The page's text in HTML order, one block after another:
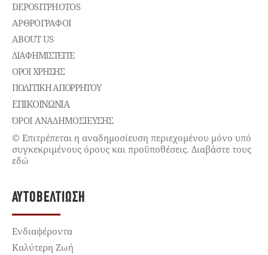
DEPOSITPHOTOS
ΑΡΘΡΟΓΡΑΦΟΙ
ABOUT US
ΔΙΑΦΗΜΙΣΤΕΊΤΕ
ΌΡΟΙ ΧΡΉΣΗΣ
ΠΟΛΙΤΙΚΉ ΑΠΟΡΡΉΤΟΥ
ΕΠΙΚΟΙΝΩΝΊΑ
ΌΡΟΙ ΑΝΑΔΗΜΟΣΙΕΥΣΗΣ
© Επιτρέπεται η αναδημοσίευση περιεχομένου μόνο υπό
συγκεκριμένους όρους και προϋποθέσεις. Διαβάστε τους
εδώ
ΑΥΤΟΒΕΛΤΊΩΣΗ
Ενδιαφέροντα
Καλύτερη Ζωή